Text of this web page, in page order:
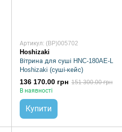
Артикул: (BP)005702
Hoshizaki
Вітрина для суші HNC-180AE-L
Hoshizaki (суші-кейс)
136 170.00 грн 151 300.00 грн
В наявності
Купити